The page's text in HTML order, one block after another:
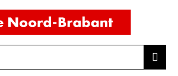
Ga
de
inhoud